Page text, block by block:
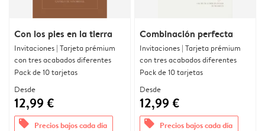
Con los pies en la tierra
Invitaciones | Tarjeta prémium
con tres acabados diferentes
Pack de 10 tarjetas
Desde
12,99 €
offers Precios bajos cada día
Combinación perfecta
Invitaciones | Tarjeta prémium
con tres acabados diferentes
Pack de 10 tarjetas
Desde
12,99 €
offers Precios bajos cada día